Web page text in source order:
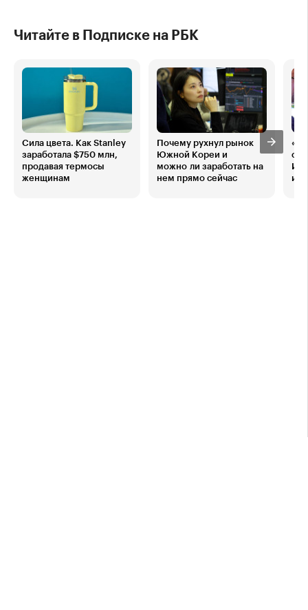
Читайте в Подписке на РБК
Сила цвета. Как Stanley
заработала $750 млн,
продавая термосы
женщинам
Почему рухнул рынок
Южной Кореи и
можно ли заработать на
нем прямо сейчас